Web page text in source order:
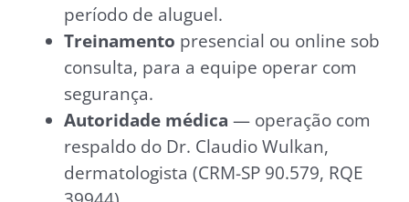
período de aluguel.
Treinamento presencial ou online sob
consulta, para a equipe operar com
segurança.
Autoridade médica — operação com
respaldo do Dr. Claudio Wulkan,
dermatologista (CRM-SP 90.579, RQE